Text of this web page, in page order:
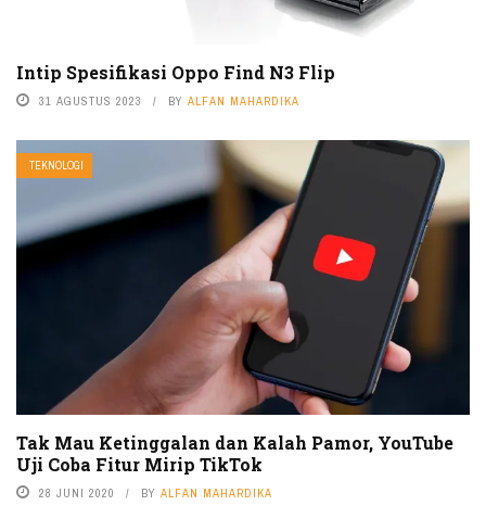
Intip Spesifikasi Oppo Find N3 Flip
31 AGUSTUS 2023 BY ALFAN MAHARDIKA
TEKNOLOGI
Tak Mau Ketinggalan dan Kalah Pamor, YouTube
Uji Coba Fitur Mirip TikTok
28 JUNI 2020 BY ALFAN MAHARDIKA